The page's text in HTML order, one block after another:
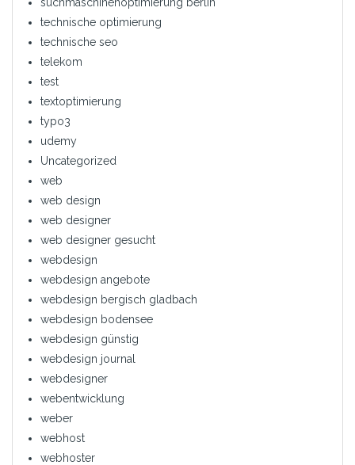
technische optimierung
technische seo
telekom
test
textoptimierung
typo3
udemy
Uncategorized
web
web design
web designer
web designer gesucht
webdesign
webdesign angebote
webdesign bergisch gladbach
webdesign bodensee
webdesign günstig
webdesign journal
webdesigner
webentwicklung
weber
webhost
webhoster